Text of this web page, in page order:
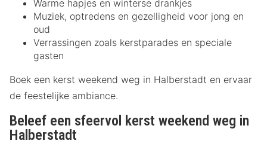
Warme hapjes en winterse drankjes
Muziek, optredens en gezelligheid voor jong en
oud
Verrassingen zoals kerstparades en speciale
gasten
Boek een kerst weekend weg in Halberstadt en ervaar
de feestelijke ambiance.
Beleef een sfeervol kerst weekend weg in
Halberstadt